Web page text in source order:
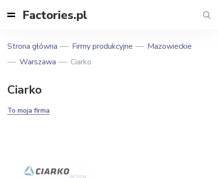
Factories.pl
Strona główna Firmy produkcyjne
Mazowieckie
Warszawa
Ciarko
Ciarko
To moja firma